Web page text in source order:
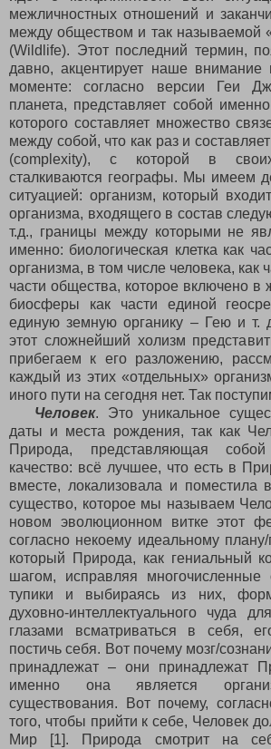
межличностных отношений и
между обществом и так называемой
(Wildlife). Этот последний термин,
давно, акцентирует наше
моменте: согласно версии Геи
планета, представляет собой
которого составляет множество
между собой, что как раз и
(complexity), с которой в своих
сталкиваются географы. Мы имеем
ситуацией: организм, который
организма, входящего в состав
т.д., границы между которыми не
именно: биологическая клетка как
организма, в том числе человека, как
части общества, которое включено в
биосферы как части единой
единую земную органику – Гею и т.
этот сложнейший холизм
прибегаем к его разложению,
каждый из этих «отдельных»
иного пути на сегодня нет. Так
Человек. Это уникальное
даты и места рождения, так как
Природа, представляющая
качество: всё лучшее, что есть в
вместе, локализовала и поместила
существо, которое мы называем
новом эволюционном витке этот
согласно некоему идеальному плану/
который Природа, как гениальный
шагом, исправляя
тупики и выбираясь из них,
духовно-интеллектуального чуда
глазами всматриваться в себя,
постичь себя. Вот почему мозг/
принадлежат – они принадлежат
именно она является
существования. Вот почему,
того, чтобы прийти к себе, Человек
Мир [1]. Природа смотрит на